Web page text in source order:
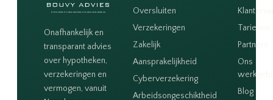
Onafhankelijk en
transparant advies
over hypotheken,
verzekeringen en
vermogen, vanuit
Oversluiten
Verzekeringen
Zakelijk
Aansprakelijkheid
Cyberverzekering
Arbeidsongeschiktheid
Tarieven
Partners
Ons
Blog